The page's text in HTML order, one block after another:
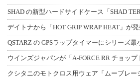
SHAD の新型ハードサイドケース「SHAD
デイトナから「HOT GRIP WRAP HEAT」が
QSTARZ の GPSラップタイマーにシリーズ
ウインズジャパンが「A-FORCE RR チョップ